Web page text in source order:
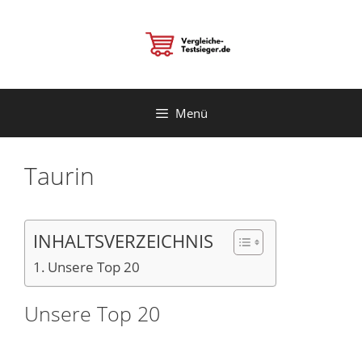
Menü
Taurin
INHALTSVERZEICHNIS
Unsere Top 20
Unsere Top 20